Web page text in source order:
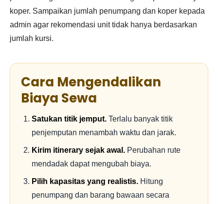
koper. Sampaikan jumlah penumpang dan koper kepada
admin agar rekomendasi unit tidak hanya berdasarkan
jumlah kursi.
Cara Mengendalikan
Biaya Sewa
Satukan titik jemput. Terlalu banyak titik
penjemputan menambah waktu dan jarak.
Kirim itinerary sejak awal. Perubahan rute
mendadak dapat mengubah biaya.
Pilih kapasitas yang realistis. Hitung
penumpang dan barang bawaan secara